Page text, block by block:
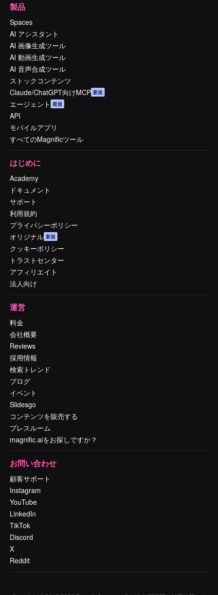
製品
Spaces
AI アシスタント
AI 画像生成ツール
AI 動画生成ツール
AI 音声合成ツール
ストックコンテンツ
Claude/ChatGPT向けMCP 新規
エージェント 新規
API
モバイルアプリ
すべてのMagnificツール
はじめに
Academy
ドキュメント
サポート
利用規約
プライバシーポリシー
オリジナル 新規
クッキーポリシー
トラストセンター
アフィリエイト
法人向け
運営
料金
会社概要
Reviews
採用情報
検索トレンド
ブログ
イベント
Slidesgo
コンテンツを販売する
プレスルーム
magnific.aiをお探しですか？
お問い合わせ
顧客サポート
Instagram
YouTube
LinkedIn
TikTok
Discord
X
Reddit